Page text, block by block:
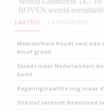
LAATSTE
Meerderheid houdt vast aan
kloof groeit
Steeds meer Nederlanders
komt
Regeringscoalitie nog maar
Stikstof verdeelt Nederland